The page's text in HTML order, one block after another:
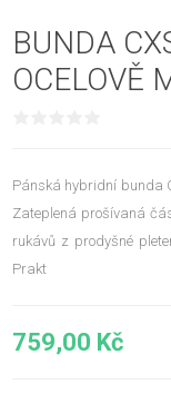
BUNDA
OCELOVĚ
Pánská hybridní bunda
Zateplená prošívaná
rukávů z prodyšné
Prakt
759,00 Kč